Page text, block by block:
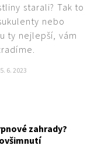
starali? Tak to
nebo
ty nejlepší, vám
5. 6. 2023
zahrady?